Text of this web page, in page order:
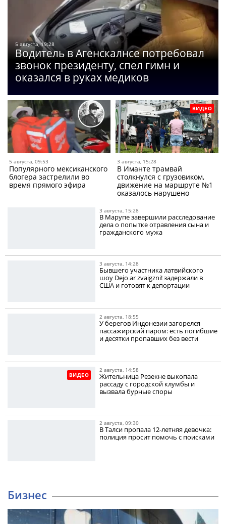
5 августа, 19:28
Водитель в Агенскалнсе потребовал
звонок президенту, спел гимн и
оказался в руках медиков
5 августа, 09:53
Популярного мексиканского
блогера застрелили во
время прямого эфира
ВИДЕО
3 августа, 15:28
В Иманте трамвай
столкнулся с грузовиком,
движение на маршруте №1
оказалось нарушено
3 августа, 15:28
В Марупе завершили расследование
дела о попытке отравления сына и
гражданского мужа
3 августа, 14:28
Бывшего участника латвийского
шоу Dejo ar zvaigzni! задержали в
США и готовят к депортации
2 августа, 18:55
У берегов Индонезии загорелся
пассажирский паром: есть погибшие
и десятки пропавших без вести
ВИДЕО
2 августа, 14:58
Жительница Резекне выкопала
рассаду с городской клумбы и
вызвала бурные споры
2 августа, 09:30
В Талси пропала 12-летняя девочка:
полиция просит помочь с поисками
Бизнес